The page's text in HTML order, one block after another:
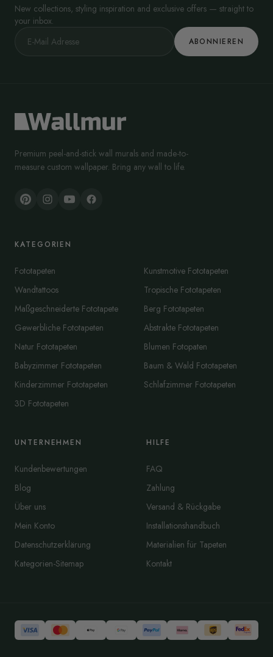
New collections, styling inspiration and exclusive offers — straight to
your inbox.
ABONNIEREN
Premium peel-and-stick wall murals and made-to-
measure custom wallpaper. Bring any wall to life.
KATEGORIEN
Fototapeten
Wandtattoos
Maßgeschneiderte Fototapete
Gewerbliche Fototapeten
Natur Fototapeten
Babyzimmer Fototapeten
Kinderzimmer Fototapeten
3D Fototapeten
Kunstmotive Fototapeten
Tropische Fototapeten
Berg Fototapeten
Abstrakte Fototapeten
Blumen Fotopaten
Baum & Wald Fototapeten
Schlafzimmer Fototapeten
UNTERNEHMEN
Kundenbewertungen
Blog
Über uns
Mein Konto
Datenschutzerklärung
Kategorien-Sitemap
HILFE
FAQ
Zahlung
Versand & Rückgabe
Installationshandbuch
Materialien für Tapeten
Kontakt